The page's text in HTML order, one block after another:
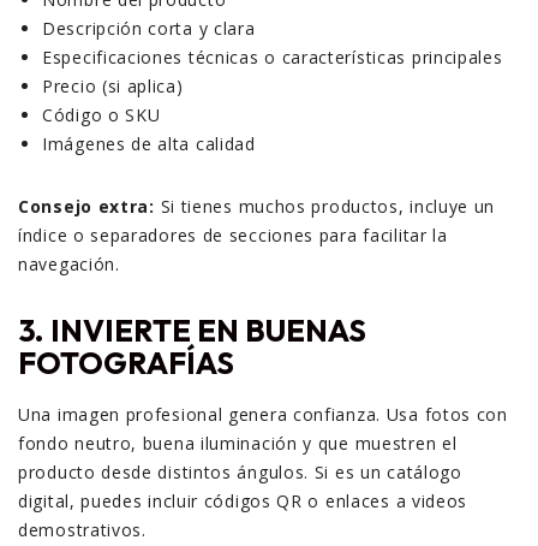
Descripción corta y clara
Especificaciones técnicas o características principales
Precio (si aplica)
Código o SKU
Imágenes de alta calidad
Consejo extra: Si tienes muchos productos, incluye un
índice o separadores de secciones para facilitar la
navegación.
3. INVIERTE EN BUENAS
FOTOGRAFÍAS
Una imagen profesional genera confianza. Usa fotos con
fondo neutro, buena iluminación y que muestren el
producto desde distintos ángulos. Si es un catálogo
digital, puedes incluir códigos QR o enlaces a videos
demostrativos.